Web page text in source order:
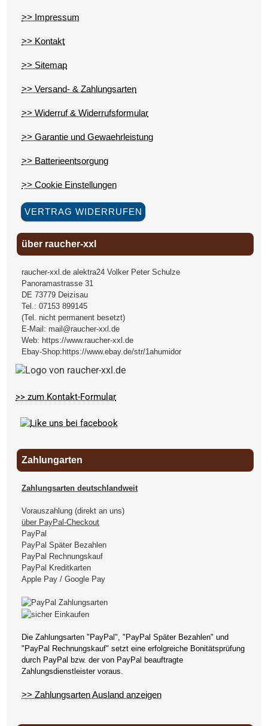
>> Impressum
>> Kontakt
>> Sitemap
>> Versand- & Zahlungsarten
>> Widerruf & Widerrufsformular
>> Garantie und Gewaehrleistung
>> Batterieentsorgung
>> Cookie Einstellungen
VERTRAG WIDERRUFEN
über raucher-xxl
raucher-xxl.de alektra24 Volker Peter Schulze
Panoramastrasse 31
DE 73779 Deizisau
Tel.:07153 899145
(Tel. nicht permanent besetzt)
E-Mail: mail@raucher-xxl.de
Web: https://www.raucher-xxl.de
Ebay-Shop: https://www.ebay.de/str/1ahumidor
>> zum Kontakt-Formular
Zahlungarten
Zahlungsarten deutschlandweit
Vorauszahlung (direkt an uns)
über PayPal-Checkout
PayPal
PayPal Später Bezahlen
PayPal Rechnungskauf
PayPal Kreditkarten
Apple Pay / Google Pay
Die Zahlungsarten "PayPal", "PayPal Später Bezahlen" und
"PayPal Rechnungskauf" setzt eine erfolgreiche Bonitätsprüfung
durch PayPal bzw. der von PayPal beauftragte
Zahlungsdienstleister voraus.
>> Zahlungsarten Ausland anzeigen